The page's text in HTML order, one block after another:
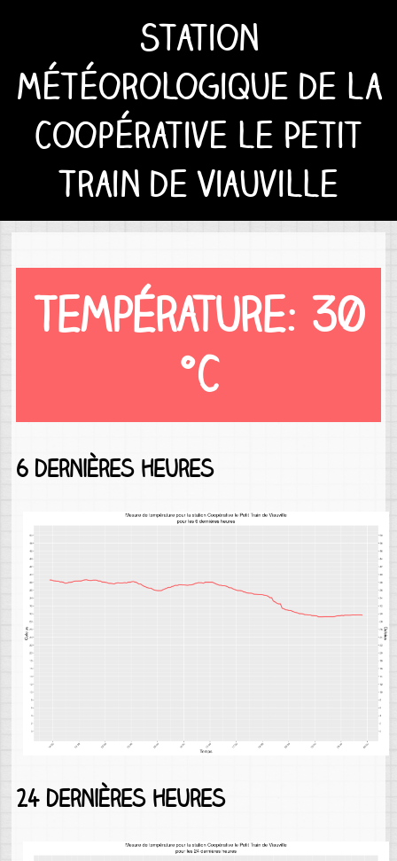
Station
météorologique de la
Coopérative le Petit
Train de Viauville
Température: 30
°C
6 dernières heures
24 dernières heures